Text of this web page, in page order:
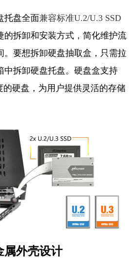
托盘全面兼容标准U.2/U.3 SSD
的拆卸和安装方式，简化维护流
。要想拆卸硬盘抽取盒，只需拉
中拆卸硬盘托盘。硬盘盒支持
的硬盘，为用户提供灵活的存储
属外壳设计